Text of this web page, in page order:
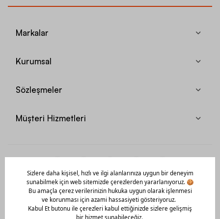
Markalar
Kurumsal
Sözleşmeler
Müşteri Hizmetleri
Mobil Uygulamamızı Hemen İndir!